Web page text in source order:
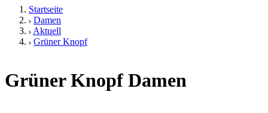
Startseite
Damen
Aktuell
Grüner Knopf
Grüner Knopf Damen